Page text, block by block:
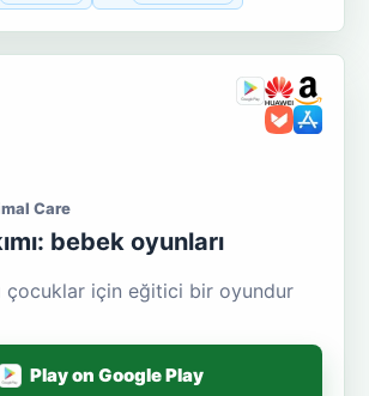
Care
bebek oyunları
çocuklar için eğitici bir oyundur
Play on Google Play